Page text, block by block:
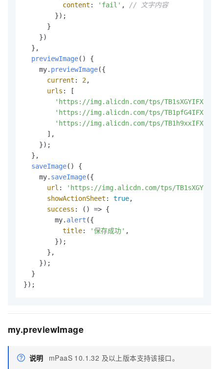
content : 'fail' ,
// 文字内容
        });
      }
    })
  },
previewImage( ) {
    my.
previewImage({
current : 2,
urls : [
'https://img.alicdn.com/tps/
'https://img.alicdn.com/tps/
'https://img.alicdn.com/tps/
      ],
    });
  },
saveImage( ) {
    my.
saveImage({
url :
'https://img.alicdn.com/tps/
showActionSheet : true,
success : () => {
        my.
alert ({
title: '保存成功' ,
        });
      },
    });
  }
});
my.previewImage
说明 mPaaS 10.1.32 及以上版本支持该接口。